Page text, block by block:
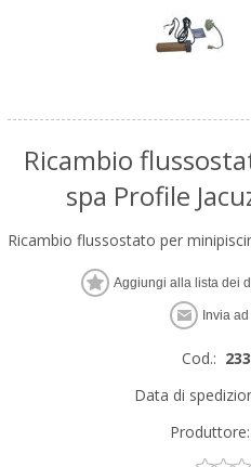
Ricambio
spa Profile
Ricambio flussostato per
Cod.:
Data di
Produttore: